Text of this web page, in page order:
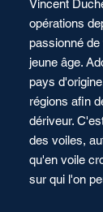
Vincent
opérations
passionné
jeune âge.
pays
régions afin
dériveur.
des voiles,
qu'en voile
sur qui l'on